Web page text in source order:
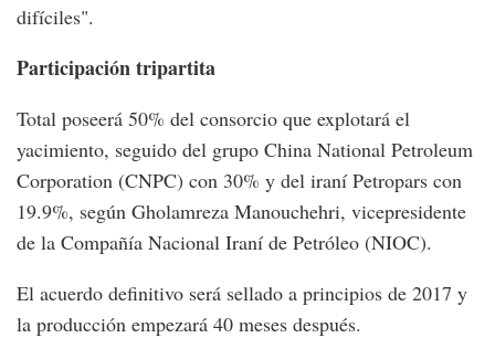
difíciles".
Participación tripartita
Total poseerá 50% del consorcio que explotará el
yacimiento, seguido del grupo China National Petroleum
Corporation (CNPC) con 30% y del iraní Petropars con
19.9%, según Gholamreza Manouchehri, vicepresidente
de la Compañía Nacional Iraní de Petróleo (NIOC).
El acuerdo definitivo será sellado a principios de 2017 y
la producción empezará 40 meses después.